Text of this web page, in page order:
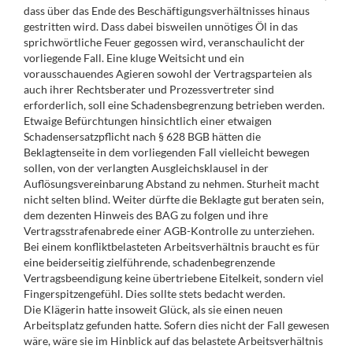
dass über das Ende des Beschäftigungsverhältnisses hinaus
gestritten wird. Dass dabei bisweilen unnötiges Öl in das
sprichwörtliche Feuer gegossen wird, veranschaulicht der
vorliegende Fall. Eine kluge Weitsicht und ein
vorausschauendes Agieren sowohl der Vertragsparteien als
auch ihrer Rechtsberater und Prozessvertreter sind
erforderlich, soll eine Schadensbegrenzung betrieben werden.
Etwaige Befürchtungen hinsichtlich einer etwaigen
Schadensersatzpflicht nach § 628 BGB hätten die
Beklagtenseite in dem vorliegenden Fall vielleicht bewegen
sollen, von der verlangten Ausgleichsklausel in der
Auflösungsvereinbarung Abstand zu nehmen. Sturheit macht
nicht selten blind. Weiter dürfte die Beklagte gut beraten sein,
dem dezenten Hinweis des BAG zu folgen und ihre
Vertragsstrafenabrede einer AGB-Kontrolle zu unterziehen.
Bei einem konfliktbelasteten Arbeitsverhältnis braucht es für
eine beiderseitig zielführende, schadenbegrenzende
Vertragsbeendigung keine übertriebene Eitelkeit, sondern viel
Fingerspitzengefühl. Dies sollte stets bedacht werden.
Die Klägerin hatte insoweit Glück, als sie einen neuen
Arbeitsplatz gefunden hatte. Sofern dies nicht der Fall gewesen
wäre, wäre sie im Hinblick auf das belastete Arbeitsverhältnis